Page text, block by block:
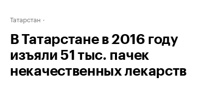
Татарстан
В Татарстане в 2016 году
изъяли 51 тыс. пачек
некачественных лекарств